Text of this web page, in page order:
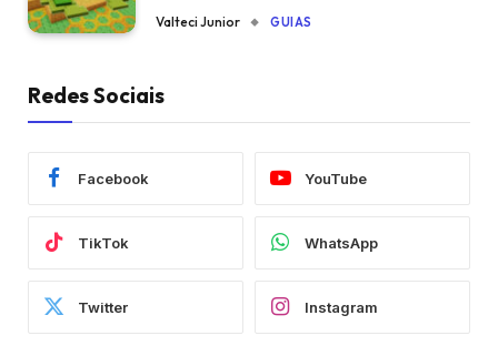
Valteci Junior GUIAS
Redes Sociais
Facebook YouTube
TikTok WhatsApp
Twitter Instagram